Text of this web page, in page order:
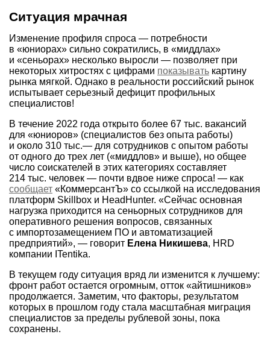
Ситуация мрачная
Изменение профиля спроса — потребности
в «юниорах» сильно сократились, в «миддлах»
и «сеньорах» несколько выросли — позволяет при
некоторых хитростях с цифрами показывать картину
рынка мягкой. Однако в реальности российский рынок
испытывает серьезный дефицит профильных
специалистов!
В течение 2022 года открыто более 67 тыс. вакансий
для «юниоров» (специалистов без опыта работы)
и около 310 тыс.— для сотрудников с опытом работы
от одного до трех лет («миддлов» и выше), но общее
число соискателей в этих категориях составляет
214 тыс. человек — почти вдвое ниже спроса! — как
сообщает «КоммерсантЪ» со ссылкой на исследования
платформ Skillbox и HeadHunter. «Сейчас основная
нагрузка приходится на сеньорных сотрудников для
оперативного решения вопросов, связанных
с импортозамещением ПО и автоматизацией
предприятий», — говорит Елена Никишева, HRD
компании ITentika.
В текущем году ситуация вряд ли изменится к лучшему:
фронт работ остается огромным, отток «айтишников»
продолжается. Заметим, что факторы, результатом
которых в прошлом году стала масштабная миграция
специалистов за пределы рублевой зоны, пока
сохранены.